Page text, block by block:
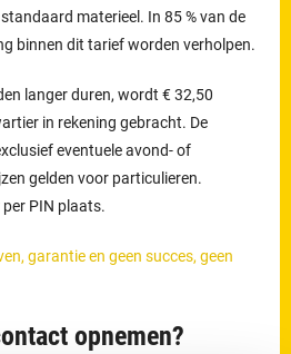
materieel. In 85 % van de
binnen dit tarief worden verholpen.
langer duren, wordt € 32,50
in rekening gebracht. De
eventuele avond- of
gelden voor particulieren.
PIN plaats.
garantie en geen succes, geen
opnemen?